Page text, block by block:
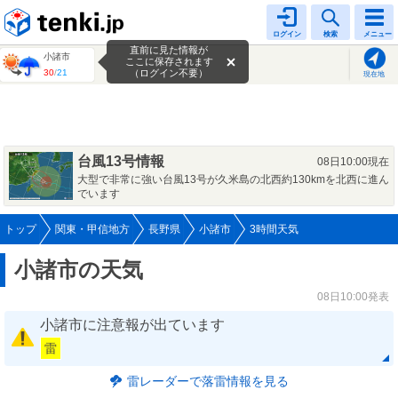
ログイン 検索 メニュー
小諸市
30/21 現在地
直前に見た情報が
ここに保存されます
（ログイン不要）
台風13号情報
08日10:00現在
大型で非常に強い台風13号が久米島の北西約130kmを北西に進ん
でいます
トップ 関東・甲信地方 長野県 小諸市 3時間天気
小諸市の天気
08日10:00発表
小諸市に注意報が出ています
雷
雷レーダーで落雷情報を見る